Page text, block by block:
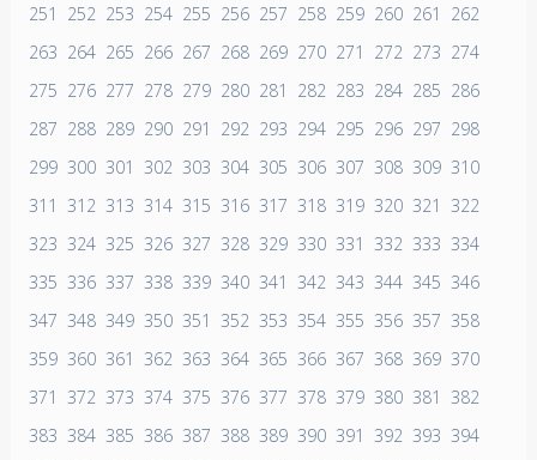
251
252 253 254 255 256 257 258 259 260 261
262
263 264 265 266 267 268 269 270 271 272 273 274
275 276 277 278 279 280 281 282 283 284 285 286
287 288 289 290 291 292 293 294 295 296 297 298
299 300 301 302 303 304 305 306 307 308 309 310
311
312 313 314 315 316 317 318 319 320 321
322
323 324 325 326 327 328 329 330 331 332 333 334
335 336 337 338 339 340 341 342 343 344 345 346
347 348 349 350 351 352 353 354 355 356 357 358
359 360 361 362 363 364 365 366 367 368 369 370
371
372 373 374 375 376 377 378 379 380 381
382
383 384 385 386 387 388 389 390 391 392 393 394